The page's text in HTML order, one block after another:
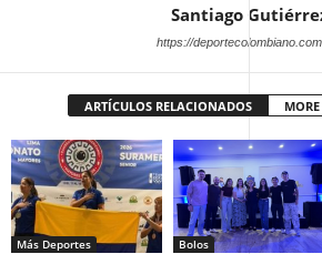
Santiago
https://
ARTÍCULOS RELACIONADOS
Más Deportes Bolos